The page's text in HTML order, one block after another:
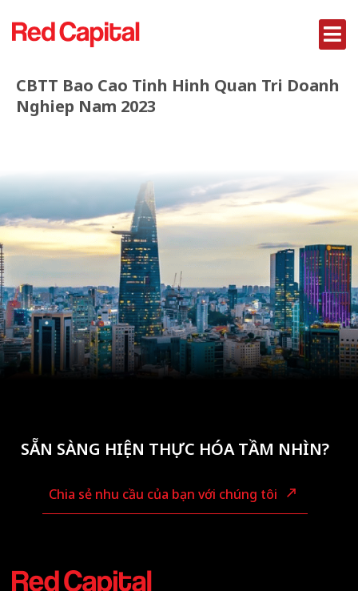
CBTT Bao Cao Tinh Hinh Quan Tri Doanh
Nghiep Nam 2023
SẴN SÀNG HIỆN THỰC HÓA TẦM NHÌN?
Chia sẻ nhu cầu của bạn với chúng tôi